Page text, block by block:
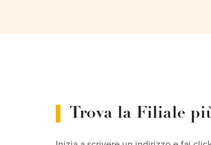
Trova la Filiale